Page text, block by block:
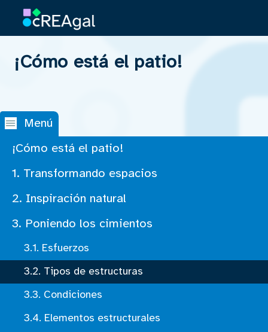
Saltar la navegación
¡Cómo está el patio!
Menú
¡Cómo está el patio!
1. Transformando espacios
2. Inspiración natural
3. Poniendo los cimientos
3.1. Esfuerzos
3.2. Tipos de estructuras
3.3. Condiciones
3.4. Elementos estructurales